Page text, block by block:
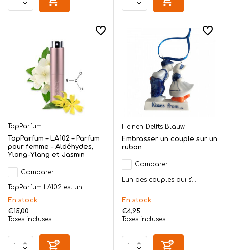
TapParfum
TapParfum – LA102 – Parfum
pour femme – Aldéhydes,
Ylang-Ylang et Jasmin
Comparer
TapParfum LA102 est un ...
En stock
€15,00
Taxes incluses
Heinen Delfts Blauw
Embrasser un couple sur un
ruban
Comparer
L'un des couples qui s'...
En stock
€4,95
Taxes incluses